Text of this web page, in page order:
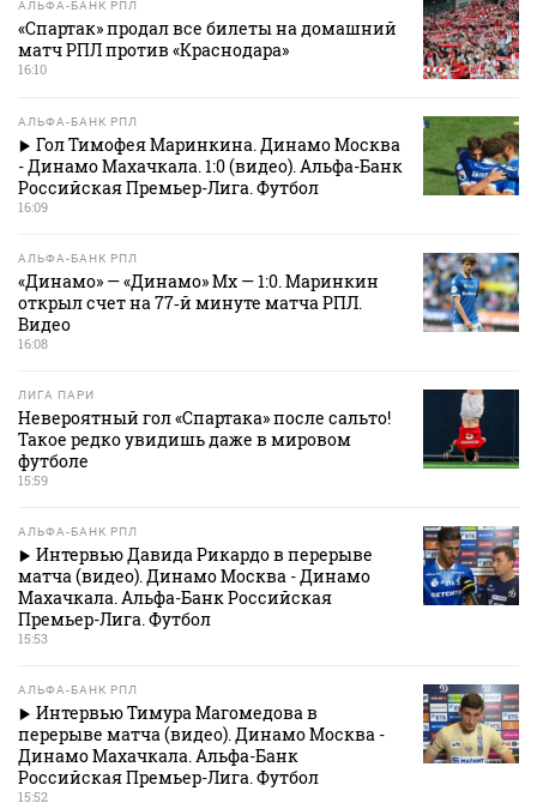
АЛЬФА-БАНК РПЛ
«Спартак» продал все билеты на домашний
матч РПЛ против «Краснодара»
16:10
АЛЬФА-БАНК РПЛ
Гол Тимофея Маринкина. Динамо Москва
- Динамо Махачкала. 1:0 (видео). Альфа-Банк
Российская Премьер-Лига. Футбол
16:09
АЛЬФА-БАНК РПЛ
«Динамо» — «Динамо» Мх — 1:0. Маринкин
открыл счет на 77‑й минуте матча РПЛ.
Видео
16:08
ЛИГА ПАРИ
Невероятный гол «Спартака» после сальто!
Такое редко увидишь даже в мировом
футболе
15:59
АЛЬФА-БАНК РПЛ
Интервью Давида Рикардо в перерыве
матча (видео). Динамо Москва - Динамо
Махачкала. Альфа-Банк Российская
Премьер-Лига. Футбол
15:53
АЛЬФА-БАНК РПЛ
Интервью Тимура Магомедова в
перерыве матча (видео). Динамо Москва -
Динамо Махачкала. Альфа-Банк
Российская Премьер-Лига. Футбол
15:52